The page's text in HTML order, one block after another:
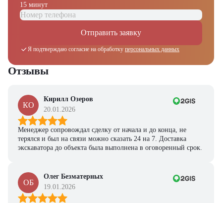
15 минут
Отправить заявку
Я подтверждаю согласие на обработку персональных данных
Отзывы
КО
Кирилл Озеров
20.01.2026
Менеджер сопровождал сделку от начала и до конца, не
терялся и был на связи можно сказать 24 на 7. Доставка
экскаватора до объекта была выполнена в оговоренный срок.
ОБ
Олег Безматерных
19.01.2026
Получите выгодное
предложение на спецтехнику